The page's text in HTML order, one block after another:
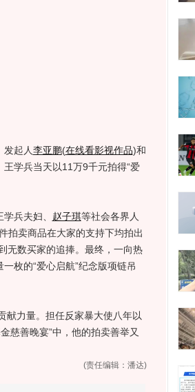
起人李亚鹏(在线看影视作品)和
学兵当天以11万9千元拍得“爱
兵夫妇、 赵子琪等社会各界人
拍卖商品在大家的支持下均拍出
无数买家的追捧。最终，一向热
枚的“爱心启航”纪念版项链吊
力量。担任反家暴大使八年以
慈善晚宴”中，他的拍卖善举又
(责任编辑：潘达)